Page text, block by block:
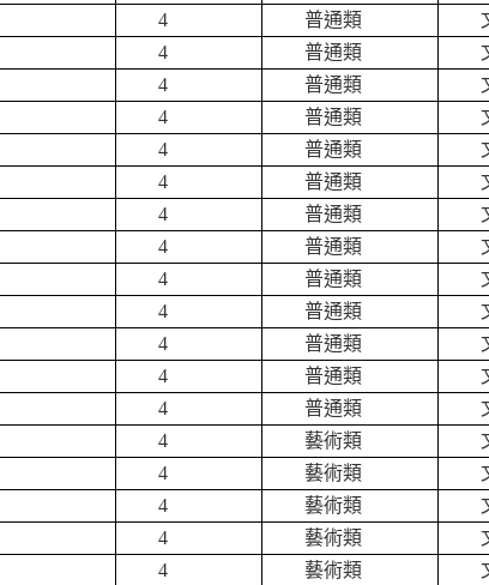
4 普通類
4 普通類
4 普通類
4 普通類
4 普通類
4 普通類
4 普通類
4 普通類
4 普通類
4 普通類
4 普通類
4 普通類
4 普通類
4 藝術類
4 藝術類
4 藝術類
4 藝術類
4 藝術類